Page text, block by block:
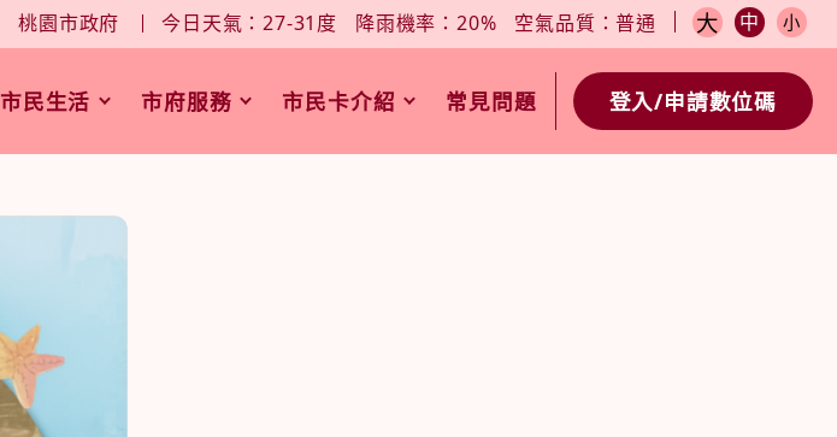
桃園市政府 今日天氣：27-31度 降雨機率：20% 空氣品質：普通 大 中 小
字型大小： 今日天氣：27-31度 降雨機率：20% 空氣品質：普通
市民生活 市府服務 市民卡介紹 常見問題 登入/申請數位碼